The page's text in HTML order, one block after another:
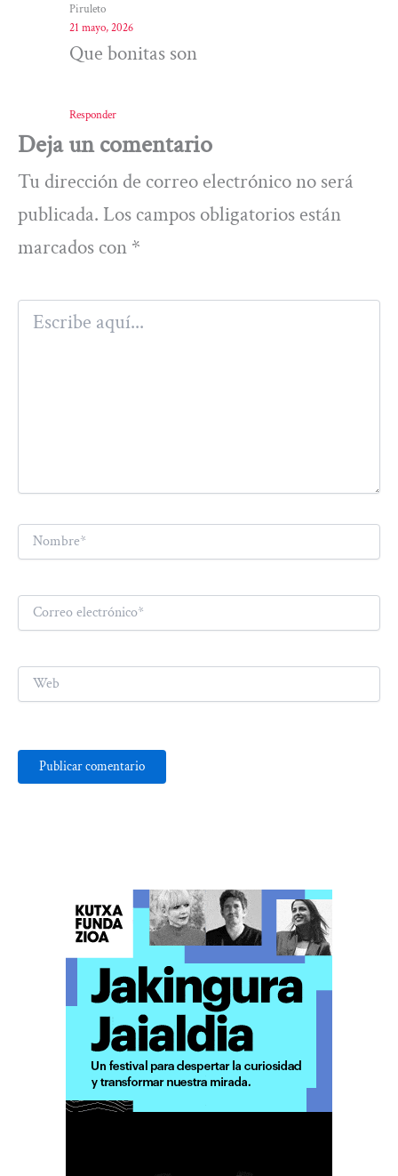
Piruleto
21 mayo, 2026
Que bonitas son
Responder
Deja un comentario
Tu dirección de correo electrónico no será
publicada. Los campos obligatorios están
marcados con *
Escribe
aquí...
Nombre*
Correo
electrónico*
Web